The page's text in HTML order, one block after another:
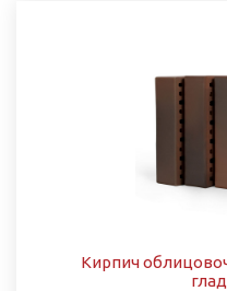
Кирпич